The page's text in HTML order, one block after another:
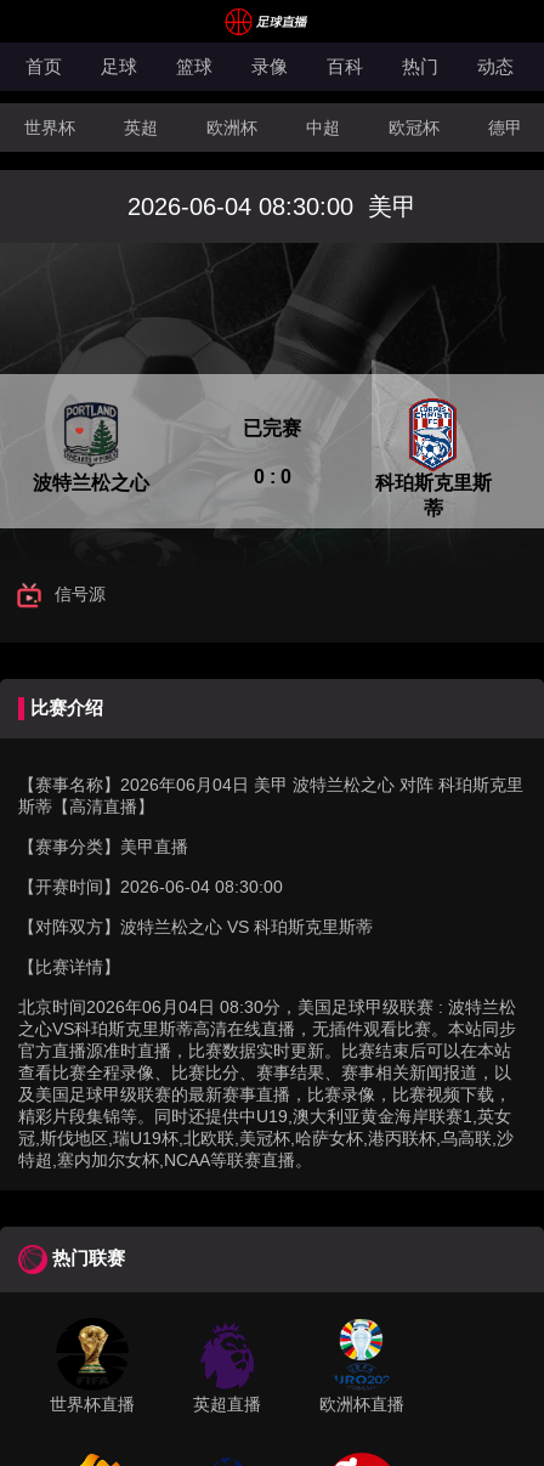
首页 足球 篮球 录像 百科 热门 动态
世界杯 英超 欧洲杯 中超 欧冠杯 德甲
CBA FIBA洲际杯
2026-06-04 08:30:00 美甲
波特兰松之心 0 : 0
已完赛
科珀斯克里斯
蒂
信号源
比赛介绍
【赛事名称】 2026年06月04日 美甲 波特兰松之心 对阵 科珀斯克里
斯蒂【高清直播】
【赛事分类】 美甲直播
【开赛时间】 2026-06-04 08:30:00
【对阵双方】 波特兰松之心 VS 科珀斯克里斯蒂
【比赛详情】
北京时间2026年06月04日 08:30分，美国足球甲级联赛 : 波特兰松
之心VS科珀斯克里斯蒂高清在线直播，无插件观看比赛。本站同步
官方直播源准时直播，比赛数据实时更新。比赛结束后可以在本站
查看比赛全程录像、比赛比分、赛事结果、赛事相关新闻报道，以
及美国足球甲级联赛的最新赛事直播，比赛录像，比赛视频下载，
精彩片段集锦等。同时还提供中U19,澳大利亚黄金海岸联赛1,英女
冠,斯伐地区,瑞U19杯,北欧联,美冠杯,哈萨女杯,港丙联杯,乌高联,沙
特超,塞内加尔女杯,NCAA等联赛直播。
热门联赛
世界杯直播 英超直播 欧洲杯直播